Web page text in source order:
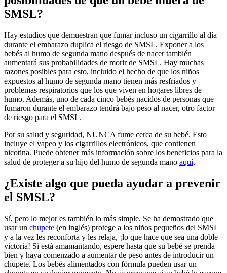
SMSL?
Hay estudios que demuestran que fumar incluso un cigarrillo al día
durante el embarazo duplica el riesgo de SMSL. Exponer a los
bebés al humo de segunda mano después de nacer también
aumentará sus probabilidades de morir de SMSL. Hay muchas
razones posibles para esto, incluido el hecho de que los niños
expuestos al humo de segunda mano tienen más resfriados y
problemas respiratorios que los que viven en hogares libres de
humo. Además, uno de cada cinco bebés nacidos de personas que
fumaron durante el embarazo tendrá bajo peso al nacer, otro factor
de riesgo para el SMSL.
Por su salud y seguridad, NUNCA fume cerca de su bebé. Esto
incluye el vapeo y los cigarrillos electrónicos, que contienen
nicotina. Puede obtener más información sobre los beneficios para la
salud de proteger a su hijo del humo de segunda mano aquí.
¿Existe algo que pueda ayudar a prevenir
el SMSL?
Sí, pero lo mejor es también lo más simple. Se ha demostrado que
usar un chupete (en inglés) protege a los niños pequeños del SMSL
y a la vez les reconforta y les relaja, ¡lo que hace que sea una doble
victoria! Si está amamantando, espere hasta que su bebé se prenda
bien y haya comenzado a aumentar de peso antes de introducir un
chupete. Los bebés alimentados con fórmula pueden usar un